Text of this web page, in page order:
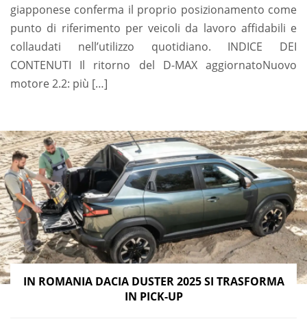
giapponese conferma il proprio posizionamento come
punto di riferimento per veicoli da lavoro affidabili e
collaudati nell’utilizzo quotidiano. INDICE DEI
CONTENUTI Il ritorno del D-MAX aggiornatoNuovo
motore 2.2: più […]
IN ROMANIA DACIA DUSTER 2025 SI TRASFORMA
IN PICK-UP